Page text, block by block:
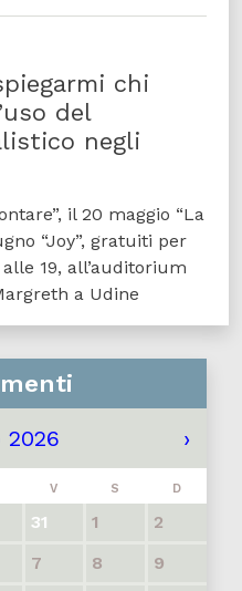
chi
del
negli
il 20 maggio “La
“Joy”, gratuiti per
19, all’auditorium
a Udine
2026 ›
V S D
31 1
2
7 8
9